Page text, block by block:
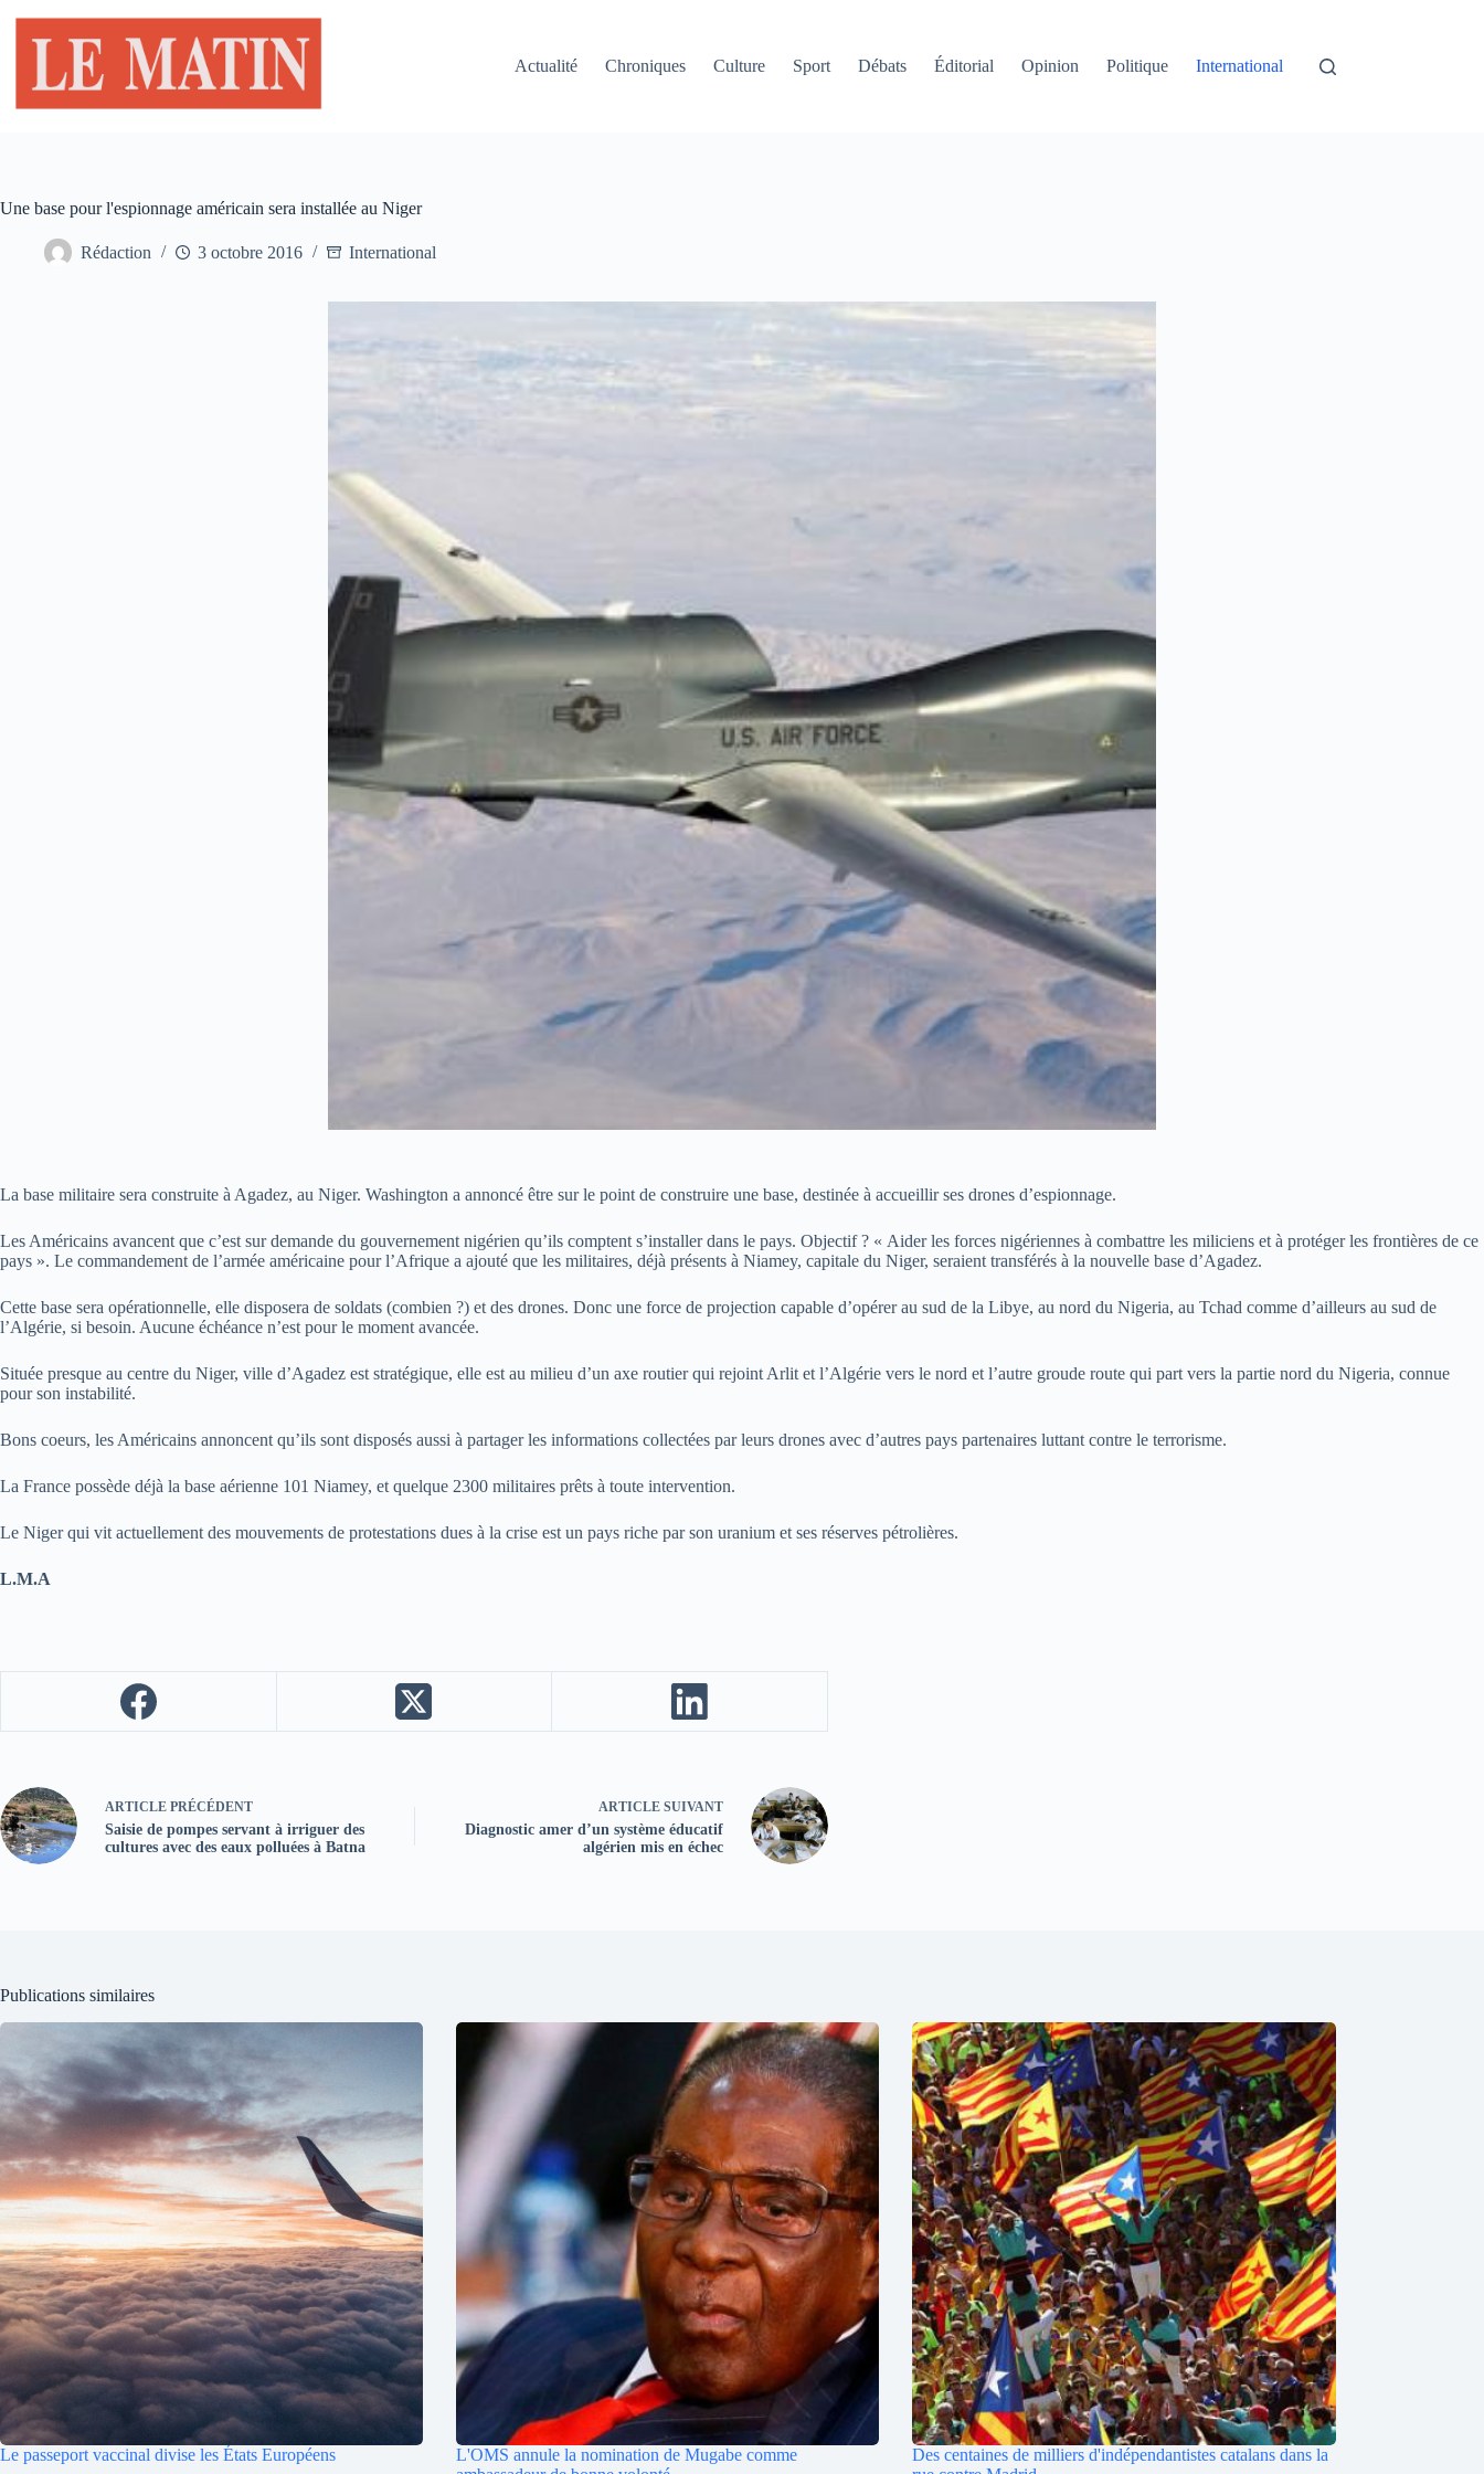
contenu
Actualité
Chroniques Culture Sport Débats Éditorial Opinion Politique International
Une base pour l'espionnage américain sera installée au Niger
Rédaction 3 octobre 2016 International
La base militaire sera construite à Agadez, au Niger. Washington a annoncé être sur le point de construire une base, destinée à accueillir ses drones d’espionnage.
Les Américains avancent que c’est sur demande du gouvernement nigérien qu’ils comptent s’installer dans le pays. Objectif ? « Aider les forces nigériennes à combattre les miliciens et à protéger les frontières de ce
pays ». Le commandement de l’armée américaine pour l’Afrique a ajouté que les militaires, déjà présents à Niamey, capitale du Niger, seraient transférés à la nouvelle base d’Agadez.
Cette base sera opérationnelle, elle disposera de soldats (combien ?) et des drones. Donc une force de projection capable d’opérer au sud de la Libye, au nord du Nigeria, au Tchad comme d’ailleurs au sud de
l’Algérie, si besoin. Aucune échéance n’est pour le moment avancée.
Située presque au centre du Niger, ville d’Agadez est stratégique, elle est au milieu d’un axe routier qui rejoint Arlit et l’Algérie vers le nord et l’autre groude route qui part vers la partie nord du Nigeria, connue
pour son instabilité.
Bons coeurs, les Américains annoncent qu’ils sont disposés aussi à partager les informations collectées par leurs drones avec d’autres pays partenaires luttant contre le terrorisme.
La France possède déjà la base aérienne 101 Niamey, et quelque 2300 militaires prêts à toute intervention.
Le Niger qui vit actuellement des mouvements de protestations dues à la crise est un pays riche par son uranium et ses réserves pétrolières.
L.M.A
ARTICLE PRÉCÉDENT
Saisie de pompes servant à irriguer des
cultures avec des eaux polluées à Batna
ARTICLE SUIVANT
Diagnostic amer d’un système éducatif
algérien mis en échec
Publications similaires
Le passeport vaccinal divise les États Européens
L'OMS annule la nomination de Mugabe comme
Des centaines de milliers d'indépendantistes catalans dans la